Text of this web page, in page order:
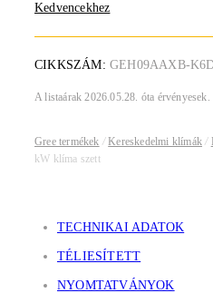
Kedvencekhez
CIKKSZÁM: GEH09AAXB-
A listaárak 2026.05.28. óta érvényesek.
Gree termékek / Kereskedelmi klímák /
kW klíma szett
TECHNIKAI ADATOK
TÉLIESÍTETT
NYOMTATVÁNYOK